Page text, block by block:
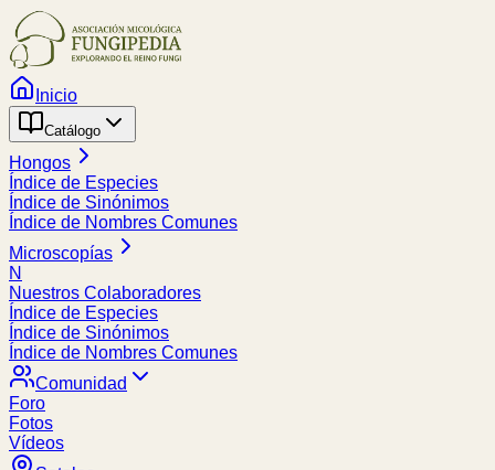
Inicio
Catálogo
Hongos
Índice de Especies
Índice de Sinónimos
Índice de Nombres Comunes
Microscopías
N
Nuestros Colaboradores
Índice de Especies
Índice de Sinónimos
Índice de Nombres Comunes
Comunidad
Foro
Fotos
Vídeos